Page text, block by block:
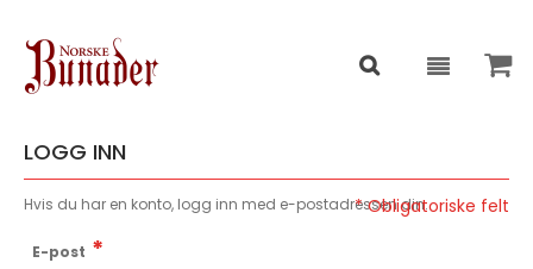
LOGG INN
Hvis du har en konto, logg inn med e-postadressen din.
E-post